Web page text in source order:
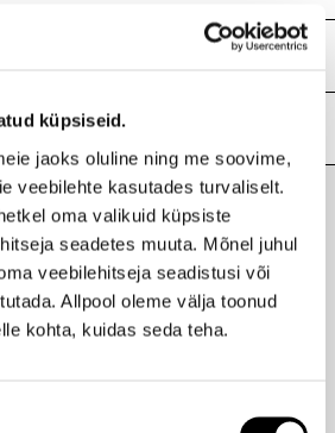
küpsiseid.
jaoks oluline ning me soovime,
veebilehte kasutades turvaliselt.
oma valikuid küpsiste
seadetes muuta. Mõnel juhul
veebilehitseja seadistusi või
Allpool oleme välja toonud
kohta, kuidas seda teha.
• ACRYLATES
ALBA / BEESWAX • COPERNICIA
WAX • CETYL ALCOHOL •
GLYCOL •
• ACACIA SENEGAL GUM •
• HYDROGENATED JOJOBA
• GLYCERIN • PANTHENOL •
• 2-OLEAMIDO-1,3-
GLYCOL • LAURETH-21 •
LACTATE • POLYSORBATE 20 •
L'OREAL PARIS
H0197997
0000030149311 tooted